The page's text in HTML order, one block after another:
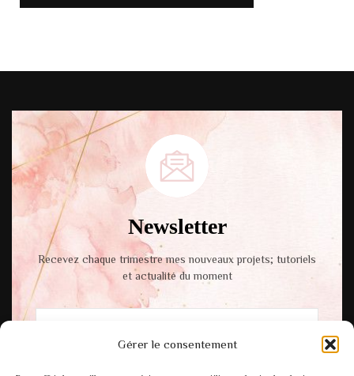
Gérer le consentement
Newsletter
Recevez chaque trimestre mes nouveaux projets; tutoriels
et actualité du moment